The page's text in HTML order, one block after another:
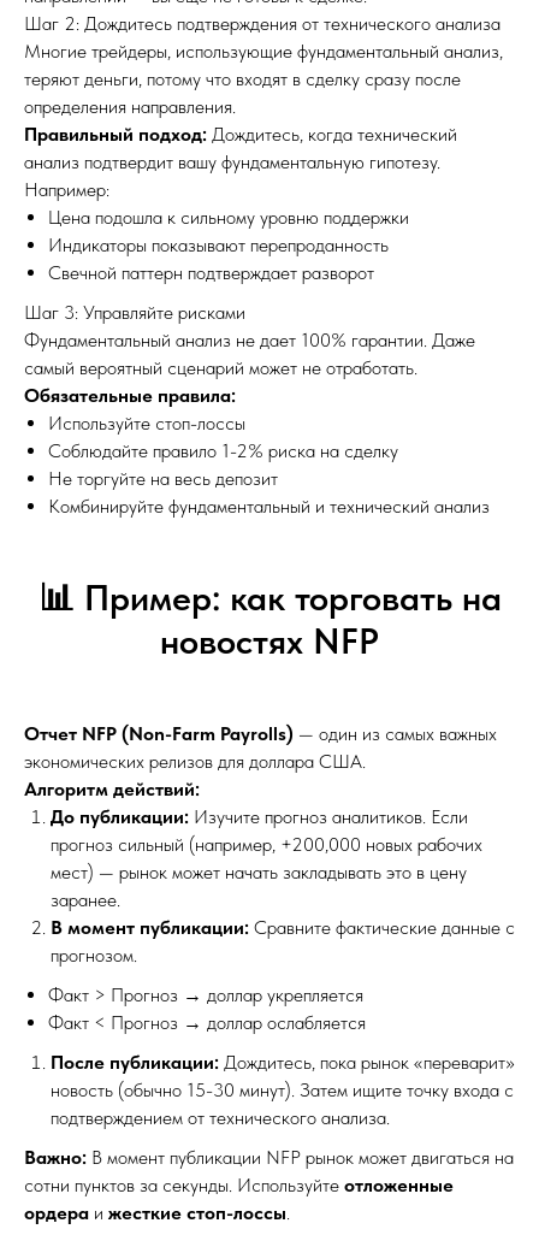
Шаг 2: Дождитесь подтверждения от технического анализа
Многие трейдеры, использующие фундаментальный анализ,
теряют деньги, потому что входят в сделку сразу после
определения направления.
Правильный подход: Дождитесь, когда технический
анализ подтвердит вашу фундаментальную гипотезу.
Например:
Цена подошла к сильному уровню поддержки
Индикаторы показывают перепроданность
Свечной паттерн подтверждает разворот
Шаг 3: Управляйте рисками
Фундаментальный анализ не дает 100% гарантии. Даже
самый вероятный сценарий может не отработать.
Обязательные правила:
Используйте стоп-лоссы
Соблюдайте правило 1-2% риска на сделку
Не торгуйте на весь депозит
Комбинируйте фундаментальный и технический анализ
📊 Пример: как торговать на
новостях NFP
Отчет NFP (Non-Farm Payrolls) — один из самых важных
экономических релизов для доллара США.
Алгоритм действий:
До публикации: Изучите прогноз аналитиков. Если
прогноз сильный (например, +200,000 новых рабочих
мест) — рынок может начать закладывать это в цену
заранее.
В момент публикации: Сравните фактические данные с
прогнозом.
Факт > Прогноз → доллар укрепляется
Факт < Прогноз → доллар ослабляется
После публикации: Дождитесь, пока рынок «переварит»
новость (обычно 15-30 минут). Затем ищите точку входа с
подтверждением от технического анализа.
Важно: В момент публикации NFP рынок может двигаться на
сотни пунктов за секунды. Используйте отложенные
ордера и жесткие стоп-лоссы.